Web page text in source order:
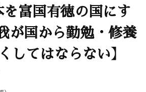
富国有徳の国にす
が国から勤勉・修養
してはならない】